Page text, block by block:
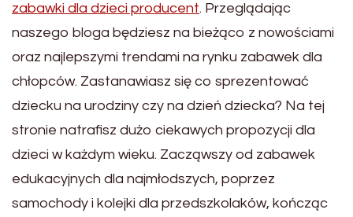
zabawki dla dzieci producent. Przeglądając
naszego bloga będziesz na bieżąco z nowościami
oraz najlepszymi trendami na rynku zabawek dla
chłopców. Zastanawiasz się co sprezentować
dziecku na urodziny czy na dzień dziecka? Na tej
stronie natrafisz dużo ciekawych propozycji dla
dzieci w każdym wieku. Zacząwszy od zabawek
edukacyjnych dla najmłodszych, poprzez
samochody i kolejki dla przedszkolaków, kończąc